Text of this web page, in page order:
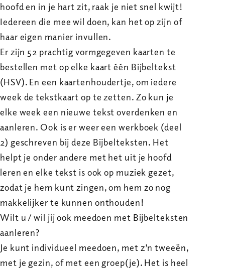
hoofd en in je hart zit, raak je niet snel kwijt!
Iedereen die mee wil doen, kan het op zijn of
haar eigen manier invullen.
Er zijn 52 prachtig vormgegeven kaarten te
bestellen met op elke kaart één Bijbeltekst
(HSV). En een kaartenhoudertje, om iedere
week de tekstkaart op te zetten. Zo kun je
elke week een nieuwe tekst overdenken en
aanleren. Ook is er weer een werkboek (deel
2) geschreven bij deze Bijbelteksten. Het
helpt je onder andere met het uit je hoofd
leren en elke tekst is ook op muziek gezet,
zodat je hem kunt zingen, om hem zo nog
makkelijker te kunnen onthouden!
Wilt u / wil jij ook meedoen met Bijbelteksten
aanleren?
Je kunt individueel meedoen, met z’n tweeën,
met je gezin, of met een groep(je). Het is heel